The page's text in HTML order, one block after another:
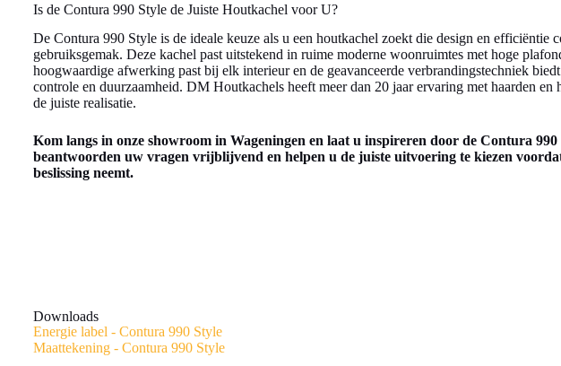
Is de Contura 990 Style de Juiste Houtkachel voor U?
De Contura 990 Style is de ideale keuze als u een houtkachel zoekt die design en efficiëntie
gebruiksgemak. Deze kachel past uitstekend in ruime moderne woonruimtes met hoge
hoogwaardige afwerking past bij elk interieur en de geavanceerde verbrandingstechniek
controle en duurzaamheid. DM Houtkachels heeft meer dan 20 jaar ervaring met haarden en
de juiste realisatie.
Kom langs in onze showroom in Wageningen en laat u inspireren door de Contura
beantwoorden uw vragen vrijblijvend en helpen u de juiste uitvoering te kiezen
beslissing neemt.
Downloads
Energie label - Contura 990 Style
Maattekening - Contura 990 Style